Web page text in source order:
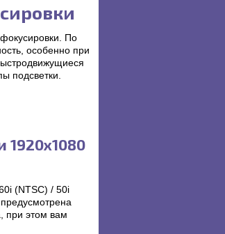
По
особенно при
подсветки.
1920x1080
(NTSC) / 50i
при этом вам